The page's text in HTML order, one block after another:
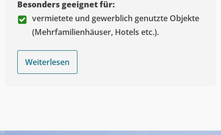
Besonders geeignet für:
vermietete und gewerblich genutzte Objekte
(Mehrfamilienhäuser, Hotels etc.).
Weiterlesen